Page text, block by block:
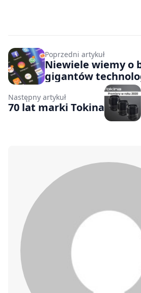
Poprzedni artykuł
Niewiele wiemy o
gigantów
Następny artykuł
70 lat marki Tokina